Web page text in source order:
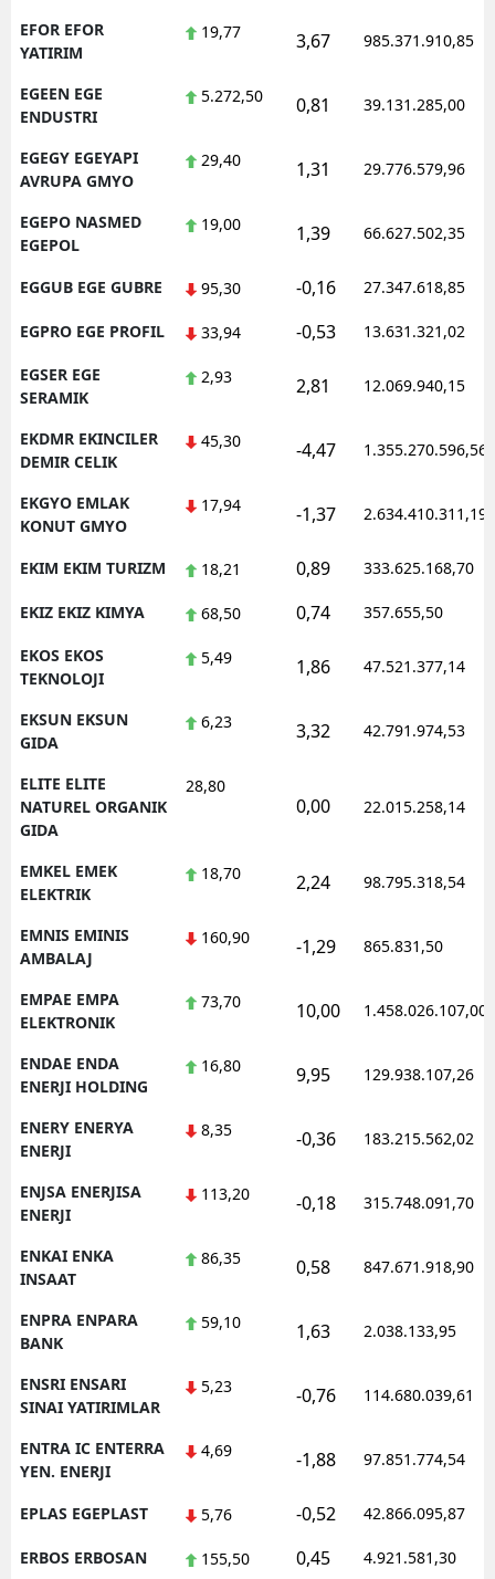
EFOR EFOR
YATIRIM
19,77 3,67 985.371.910,85
EGEEN EGE
ENDUSTRI
5.272,50 0,81 39.131.285,00
EGEGY EGEYAPI
AVRUPA GMYO
29,40 1,31 29.776.579,96
EGEPO NASMED
EGEPOL
19,00 1,39 66.627.502,35
EGGUB EGE GUBRE 95,30 -0,16 27.347.618,85
EGPRO EGE PROFIL 33,94 -0,53 13.631.321,02
EGSER EGE
SERAMIK
2,93 2,81 12.069.940,15
EKDMR EKINCILER
DEMIR CELIK
45,30 -4,47 1.355.270.596,56
EKGYO EMLAK
KONUT GMYO
17,94 -1,37 2.634.410.311,19
EKIM EKIM TURIZM 18,21 0,89 333.625.168,70
EKIZ EKIZ KIMYA 68,50 0,74 357.655,50
EKOS EKOS
TEKNOLOJI
5,49 1,86 47.521.377,14
EKSUN EKSUN
GIDA
6,23 3,32 42.791.974,53
ELITE ELITE
NATUREL ORGANIK
GIDA
28,80
0,00 22.015.258,14
EMKEL EMEK
ELEKTRIK
18,70 2,24 98.795.318,54
EMNIS EMINIS
AMBALAJ
160,90 -1,29 865.831,50
EMPAE EMPA
ELEKTRONIK
73,70 10,00 1.458.026.107,00
ENDAE ENDA
ENERJI HOLDING
16,80 9,95 129.938.107,26
ENERY ENERYA
ENERJI
8,35 -0,36 183.215.562,02
ENJSA ENERJISA
ENERJI
113,20 -0,18 315.748.091,70
ENKAI ENKA
INSAAT
86,35 0,58 847.671.918,90
ENPRA ENPARA
BANK
59,10 1,63 2.038.133,95
ENSRI ENSARI
SINAI YATIRIMLAR
5,23 -0,76 114.680.039,61
ENTRA IC ENTERRA
YEN. ENERJI
4,69 -1,88 97.851.774,54
EPLAS EGEPLAST 5,76 -0,52 42.866.095,87
ERBOS ERBOSAN 155,50 0,45 4.921.581,30